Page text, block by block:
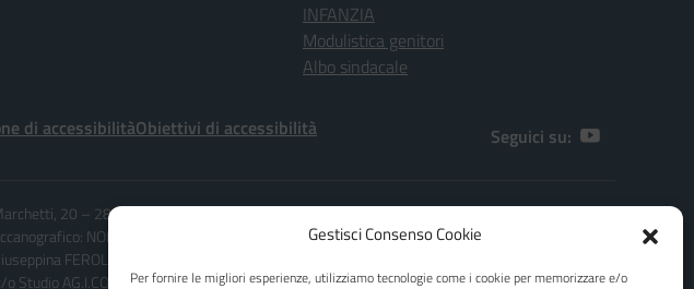
Gestisci Consenso Cookie
Per fornire le migliori esperienze, utilizziamo tecnologie come i cookie per memorizzare e/o
INFANZIA
Modulistica genitori
Albo sindacale
di accessibilitàObiettivi di accessibilità Seguici su:
20 – 28065 CERANO [NO]
NOIC80900A - C.F. 80010970038
FEROLO
Studio AG.I.COM. S.r.l. - Email: e-mail dpo@agicomstudio.it